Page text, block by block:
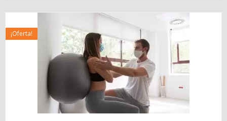
¡Oferta!